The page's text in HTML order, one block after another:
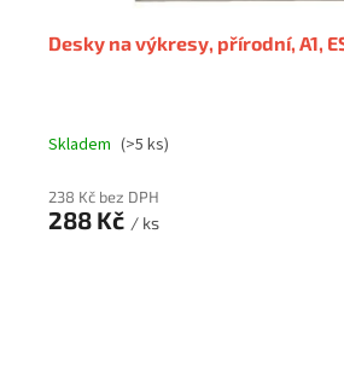
Desky na výkresy, přírodní, A1,
Skladem (>5 ks)
238 Kč bez DPH
288 Kč / ks